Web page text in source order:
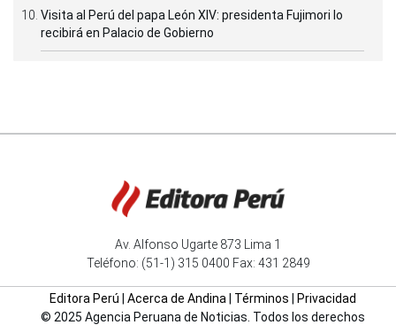
Visita al Perú del papa León XIV: presidenta Fujimori lo
recibirá en Palacio de Gobierno
Av. Alfonso Ugarte 873 Lima 1
Teléfono: (51-1) 315 0400 Fax: 431 2849
Editora Perú Acerca de Andina Términos
Privacidad
© 2025 Agencia Peruana de Noticias. Todos los derechos